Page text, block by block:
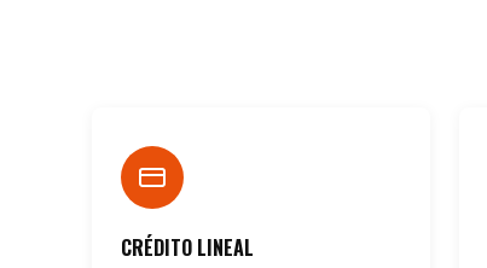
CRÉDITO LINEAL